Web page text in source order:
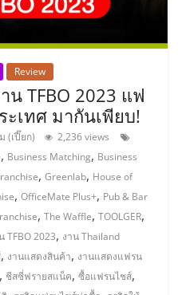
Review
น TFBO 2023 แฟ
ะเทศ มากันเพียบ!
(เปี๊ยก)
2,236 views
, Business Matching, Business
,Greenlab, House of
,OfficeMate Plus+, Pub & Bar
,The Waffle,TOOLGER,
TFBO 2023, งาน Thailand
, งานแสดงสินค้า, งานแสดงแฟรน
, ชีสซี่ฟรายสแน็ค,ซื้อแฟรนไชส์,